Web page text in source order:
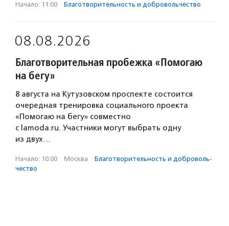
Начало: 11:00 · Благотвори­тель­ность и доброволь­чест­во
08.08.2026
Благотворительная пробежка «Помогаю
на бегу»
8 августа на Кутузовском проспекте состоится
очередная тренировка социального проекта
«Помогаю на бегу» совместно
с lamoda.ru. Участники могут выбрать одну
из двух…
Начало: 10:00 · Москва · Благотвори­тель­ность и доброволь­
чест­во